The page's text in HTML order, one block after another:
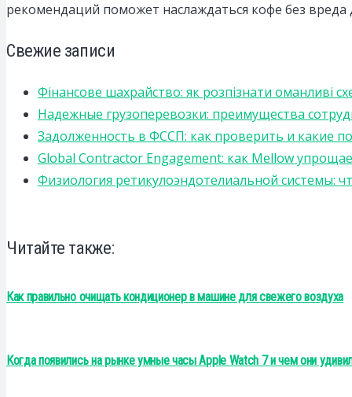
рекомендаций поможет наслаждаться кофе без вреда
Свежие записи
Фінансове шахрайство: як розпізнати оманливі
Надежные грузоперевозки: преимущества
Задолженность в ФССП: как проверить и какие
Global Contractor Engagement: как Mellow
Физиология ретикулоэндотелиальной системы:
Читайте также:
Как правильно очищать кондиционер в машине для свежего воздуха
Когда появились на рынке умные часы Apple Watch 7 и чем они